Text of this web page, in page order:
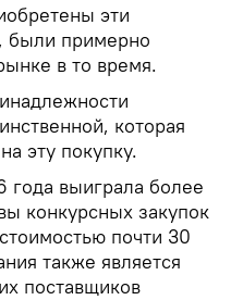
эти
были примерно
в то время.
которая
эту покупку.
года выиграла более
конкурсных закупок
почти 30
также является
поставщиков